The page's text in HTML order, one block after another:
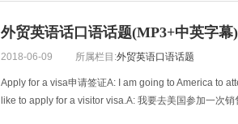
外贸英语话口语话题(MP3+中英字幕
2018-06-09 所属栏目:外贸英语口语话题
Apply for a visa申请签证A: I am going to America to
like to apply for a visitor visa.A: 我要去美国参加一次